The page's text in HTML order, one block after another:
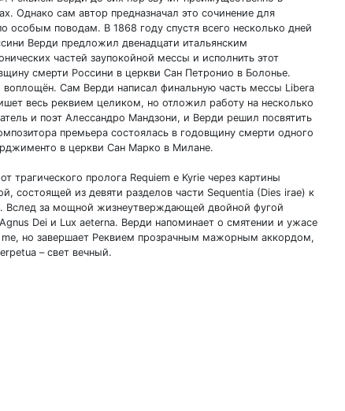
Однако сам автор предназначал это сочинение для
особым поводам. В 1868 году спустя всего несколько дней
Верди предложил двенадцати итальянским
частей заупокойной мессы и исполнить этот
смерти Россини в церкви Сан Петронио в Болонье.
Сам Верди написал финальную часть мессы Libera
весь реквием целиком, но отложил работу на несколько
и поэт Алессандро Мандзони, и Верди решил посвятить
премьера состоялась в годовщину смерти одного
в церкви Сан Марко в Милане.
трагического пролога Requiem е Kyrie через картины
состоящей из девяти разделов части Sequentia (Dies irae) к
Вслед за мощной жизнеутверждающей двойной фугой
Dei и Lux aeterna. Верди напоминает о смятении и ужасе
me, но завершает Реквием прозрачным мажорным аккордом,
– свет вечный.